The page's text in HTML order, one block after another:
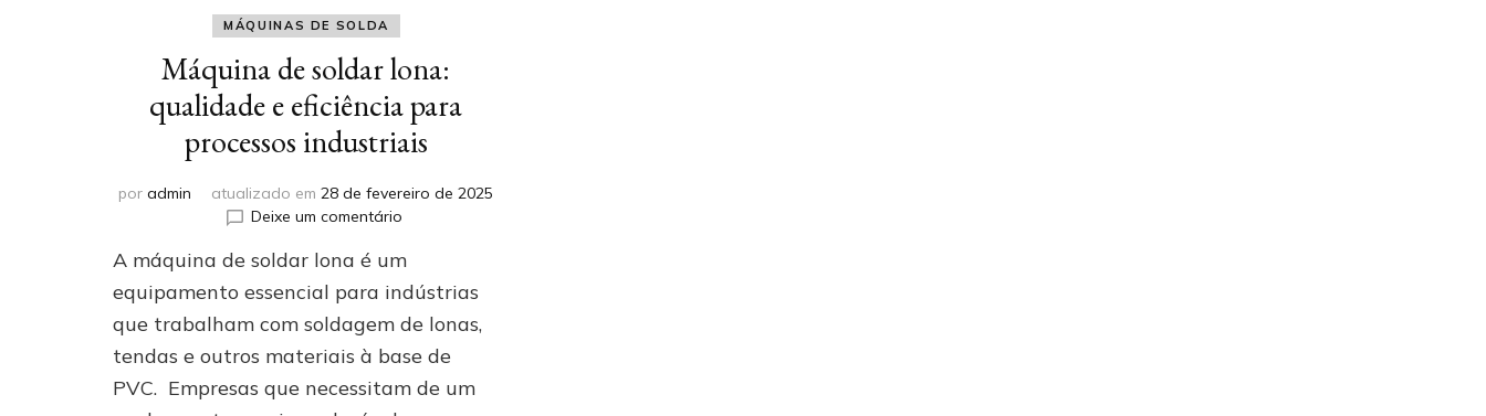
MÁQUINAS DE SOLDA
Máquina de soldar lona:
qualidade e eficiência para
processos industriais
poradmin atualizado em28 de fevereiro de 2025
Deixe um comentárioem
de
soldar
qualidade
e
eficiência
para
A máquina de soldar lona é um
equipamento essencial para indústrias
que trabalham com soldagem de lonas,
tendas e outros materiais à base de
PVC. Empresas que necessitam de um